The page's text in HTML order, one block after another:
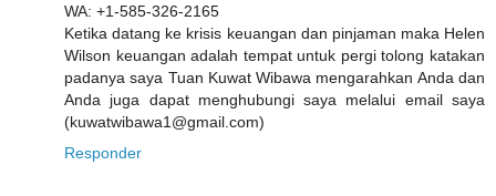
WA: +1-585-326-2165
Ketika datang ke krisis keuangan dan pinjaman maka Helen
Wilson keuangan adalah tempat untuk pergi tolong katakan
padanya saya Tuan Kuwat Wibawa mengarahkan Anda dan
Anda juga dapat menghubungi saya melalui email saya
(kuwatwibawa1@gmail.com)
Responder